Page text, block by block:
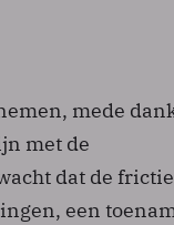
mede
met de
dat de
een